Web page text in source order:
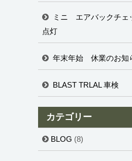
ミニ エアバックチェ
点灯
年末年始 休業のお知
BLAST TRLAL 車検
カテゴリー
BLOG (8)